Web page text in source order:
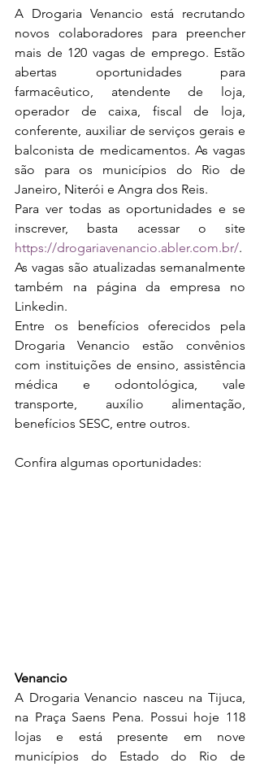
A Drogaria Venancio está recrutando
novos colaboradores para preencher
mais de 120 vagas de emprego. Estão
abertas oportunidades para
farmacêutico, atendente de loja,
operador de caixa, fiscal de loja,
conferente, auxiliar de serviços gerais e
balconista de medicamentos. As vagas
são para os municípios do Rio de
Janeiro, Niterói e Angra dos Reis.
Para ver todas as oportunidades e se
https://drogariavenancio.abler.com.br/.
As vagas são atualizadas semanalmente
também na página da empresa no
Linkedin.
Entre os benefícios oferecidos pela
Drogaria Venancio estão convênios
com instituições de ensino, assistência
médica e odontológica, vale
transporte, auxílio alimentação,
benefícios SESC, entre outros.
Confira algumas oportunidades:
Venancio
A Drogaria Venancio nasceu na Tijuca,
na Praça Saens Pena. Possui hoje 118
lojas e está presente em nove
municípios do Estado do Rio de